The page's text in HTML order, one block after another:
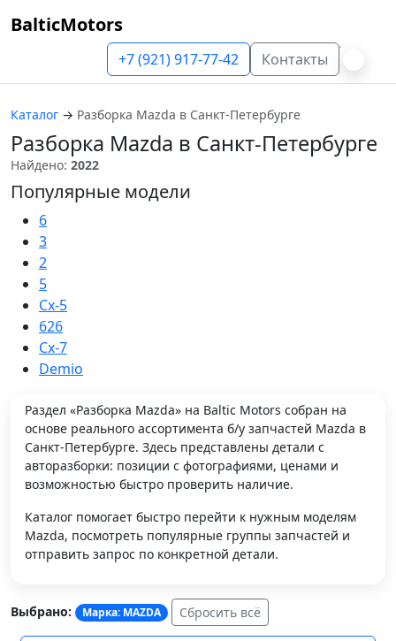
BalticMotors
+7 (921) 917-77-42 Контакты
Каталог → Разборка Mazda в Санкт-Петербурге
Разборка Mazda в Санкт-Петербурге
Найдено: 2022
Популярные модели
6
3
2
5
Cx-5
626
Cx-7
Demio
Раздел «Разборка Mazda» на Baltic Motors собран на
основе реального ассортимента б/у запчастей Mazda в
Санкт-Петербурге. Здесь представлены детали с
авторазборки: позиции с фотографиями, ценами и
возможностью быстро проверить наличие.
Каталог помогает быстро перейти к нужным моделям
Mazda, посмотреть популярные группы запчастей и
отправить запрос по конкретной детали.
Выбрано: Марка: MAZDA Сбросить всё